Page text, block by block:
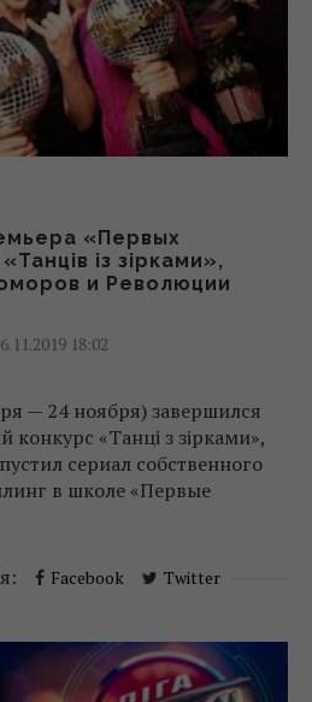
«Первых
із зірками»,
и Революции
18:02
— 24 ноября) завершился
конкурс «Танці з зірками»,
сериал собственного
в школе «Первые
Facebook Twitter